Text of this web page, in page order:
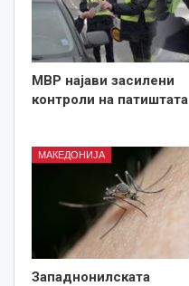
МВР најави засилени
контроли на патиштата
МАКЕДОНИЈА
Западнонилската